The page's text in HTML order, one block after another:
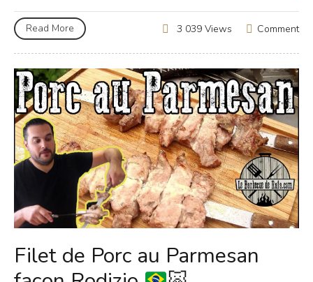
Read More Comment
3 039 Views
Filet de Porc au Parmesan